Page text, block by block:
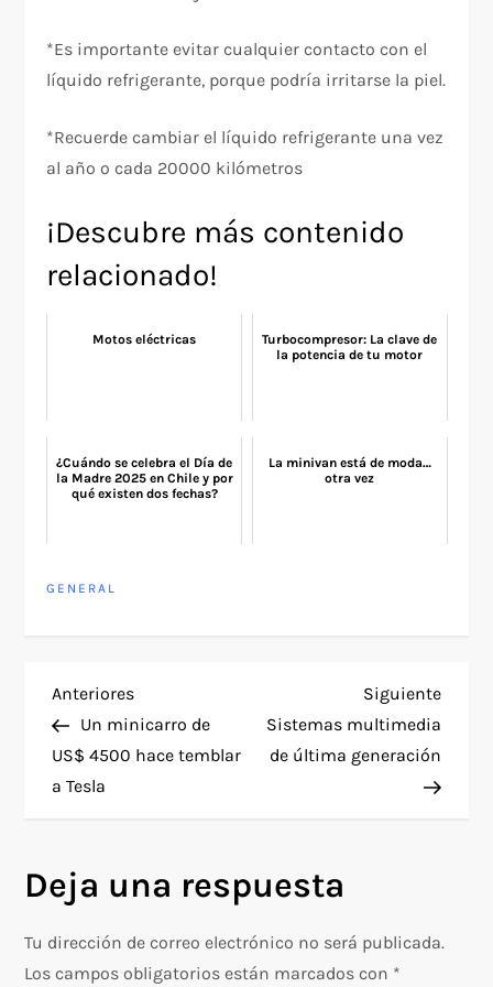
*Es importante evitar cualquier contacto con el
líquido refrigerante, porque podría irritarse la piel.
*Recuerde cambiar el líquido refrigerante una vez
al año o cada 20000 kilómetros
¡Descubre más contenido
relacionado!
Motos eléctricas
Turbocompresor: La clave de
la potencia de tu motor
¿Cuándo se celebra el Día de
la Madre 2025 en Chile y por
qué existen dos fechas?
La minivan está de moda…
otra vez
GENERAL
N
a
v
g
a
Entrada
anterior
Anteriores
Un minicarro de
US$ 4500 hace temblar
a Tesla
Siguiente
Sistemas multimedia
de última generación
Deja una respuesta
Tu dirección de correo electrónico no será publicada.
Los campos obligatorios están marcados con *